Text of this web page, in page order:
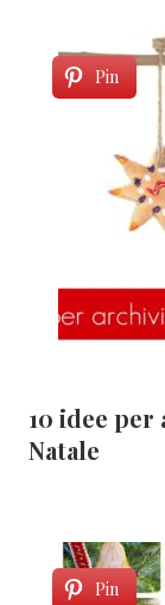
Pin
10 idee
Natale
Pin